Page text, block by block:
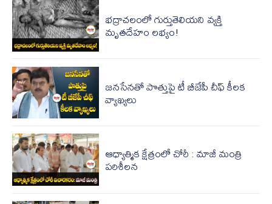
భద్రాచలంలో గుర్తుతెలియని వ్యక్తి
మృతదేహం లభ్యం!
జ‌న‌సేన‌తో పొత్తుపై టీ బీజేపీ చీఫ్ కీలక
వ్యాఖ్య‌లు
ఆధ్యాత్మిక క్షేత్రంలో చోరీ : మాజీ మంత్రి
పరిశీలన